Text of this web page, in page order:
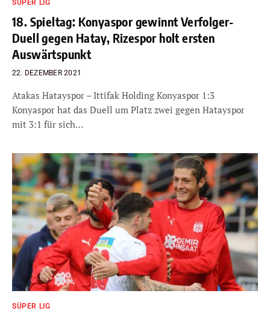
SÜPER LIG
18. Spieltag: Konyaspor gewinnt Verfolger-
Duell gegen Hatay, Rizespor holt ersten
Auswärtspunkt
22. DEZEMBER 2021
Atakas Hatayspor – Ittifak Holding Konyaspor 1:3
Konyaspor hat das Duell um Platz zwei gegen Hatayspor
mit 3:1 für sich…
SÜPER LIG